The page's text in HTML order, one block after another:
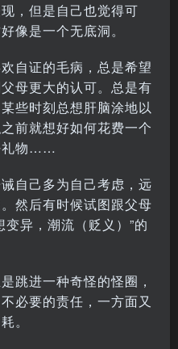
，但是自己也觉得可
像是一个无底洞。
自证的毛病，总是希望
母更大的认可。总是有
些时刻总想肝脑涂地以
前就想好如何花费一个
礼物……
自己多为自己考虑，远
然后有时候试图跟父母
异，潮流（贬义）”的
跳进一种奇怪的怪圈，
必要的责任，一方面又
。